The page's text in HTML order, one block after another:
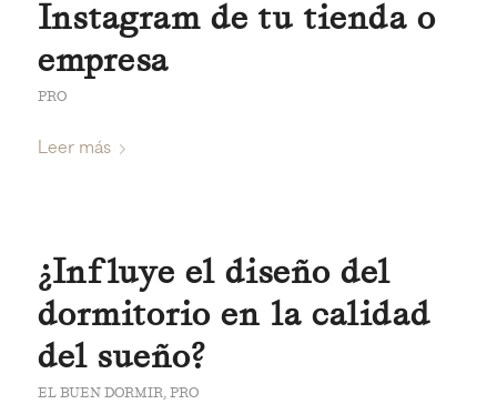
Instagram de tu tienda o
empresa
PRO
Leer más
¿Influye el diseño del
dormitorio en la calidad
del sueño?
EL BUEN DORMIR,PRO